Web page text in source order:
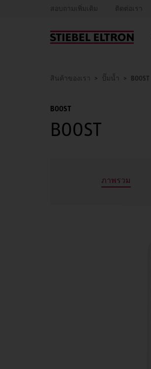
สอบถามเพิ่มเติม ติดต่อเรา
สินค้าของเรา ปั๊มน้ำ BOOST
BOOST
BOOST
ภาพรวม